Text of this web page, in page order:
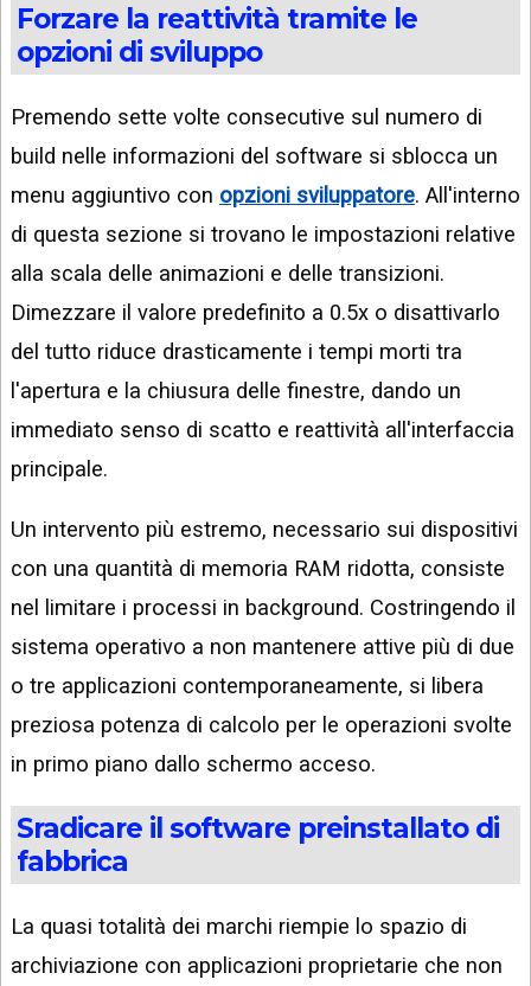
Forzare la reattività tramite le
opzioni di sviluppo
Premendo sette volte consecutive sul numero di
build nelle informazioni del software si sblocca un
menu aggiuntivo con opzioni sviluppatore. All'interno
di questa sezione si trovano le impostazioni relative
alla scala delle animazioni e delle transizioni.
Dimezzare il valore predefinito a 0.5x o disattivarlo
del tutto riduce drasticamente i tempi morti tra
l'apertura e la chiusura delle finestre, dando un
immediato senso di scatto e reattività all'interfaccia
principale.
Un intervento più estremo, necessario sui dispositivi
con una quantità di memoria RAM ridotta, consiste
nel limitare i processi in background. Costringendo il
sistema operativo a non mantenere attive più di due
o tre applicazioni contemporaneamente, si libera
preziosa potenza di calcolo per le operazioni svolte
in primo piano dallo schermo acceso.
Sradicare il software preinstallato di
fabbrica
La quasi totalità dei marchi riempie lo spazio di
archiviazione con applicazioni proprietarie che non